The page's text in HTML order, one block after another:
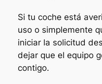
Si tu coche está
uso o simplemente
iniciar la solicitud
dejar que el equipo
contigo.